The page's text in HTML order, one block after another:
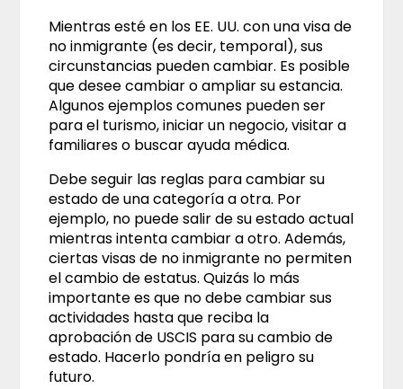
Mientras esté en los EE. UU. con una visa de
no inmigrante (es decir, temporal), sus
circunstancias pueden cambiar. Es posible
que desee cambiar o ampliar su estancia.
Algunos ejemplos comunes pueden ser
para el turismo, iniciar un negocio, visitar a
familiares o buscar ayuda médica.
Debe seguir las reglas para cambiar su
estado de una categoría a otra. Por
ejemplo, no puede salir de su estado actual
mientras intenta cambiar a otro. Además,
ciertas visas de no inmigrante no permiten
el cambio de estatus. Quizás lo más
importante es que no debe cambiar sus
actividades hasta que reciba la
aprobación de USCIS para su cambio de
estado. Hacerlo pondría en peligro su
futuro.